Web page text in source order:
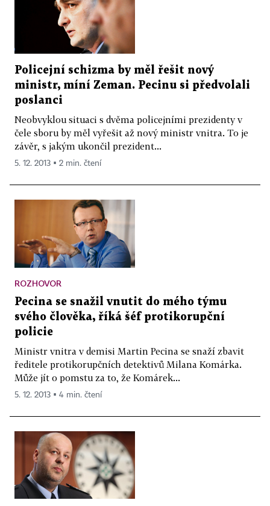
Policejní schizma by měl řešit nový
ministr, míní Zeman. Pecinu si předvolali
poslanci
Neobvyklou situaci s dvěma policejními prezidenty v
čele sboru by měl vyřešit až nový ministr vnitra. To je
závěr, s jakým ukončil prezident...
5. 12. 2013 ▪ 2 min. čtení
ROZHOVOR
Pecina se snažil vnutit do mého týmu
svého člověka, říká šéf protikorupční
policie
Ministr vnitra v demisi Martin Pecina se snaží zbavit
ředitele protikorupčních detektivů Milana Komárka.
Může jít o pomstu za to, že Komárek...
5. 12. 2013 ▪ 4 min. čtení